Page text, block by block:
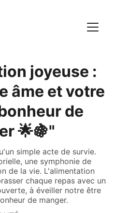
joyeuse :
âme et votre
de
🌟🍇"
simple acte de survie.
une symphonie de
de la vie. L'alimentation
chaque repas avec un
à éveiller notre être
de manger.